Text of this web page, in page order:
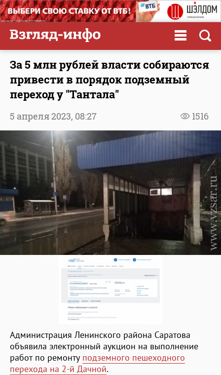
За 5 млн рублей власти собираются
привести в порядок подземный
переход у "Тантала"
1516
5 апреля 2023, 08:27
Администрация Ленинского района Саратова
объявила электронный аукцион на выполнение
работ по ремонту подземного пешеходного
перехода на 2-й Дачной.